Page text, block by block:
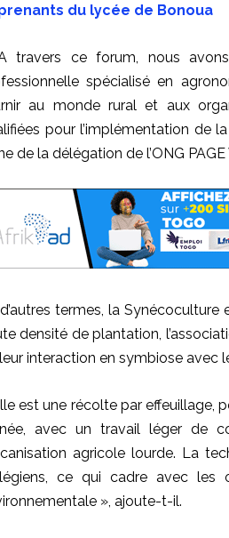
du lycée de Bonoua
travers ce forum, nous
spécialisé en
au monde rural et aux
pour l’implémentation de la
de la délégation de l’ONG
termes, la Synécoculture
densité de plantation,
interaction en symbiose avec
est une récolte par effeuillage,
avec un travail léger de
agricole lourde. La
ce qui cadre avec les
», ajoute-t-il.